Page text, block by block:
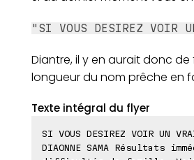
"SI VOUS DESIREZ VOIR
Diantre, il y en aurait donc de
longueur du nom prêche en
Texte intégral du flyer
SI VOUS DESIREZ VOIR UN
DIAONNE SAMA Résultats